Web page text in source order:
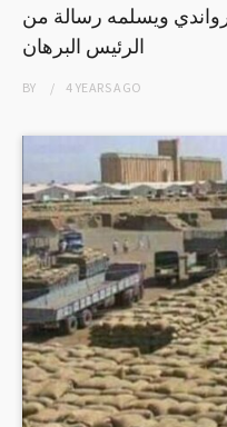
ويسلمه رسالة من
الرئيس البرهان
BY 4 YEARSAGO